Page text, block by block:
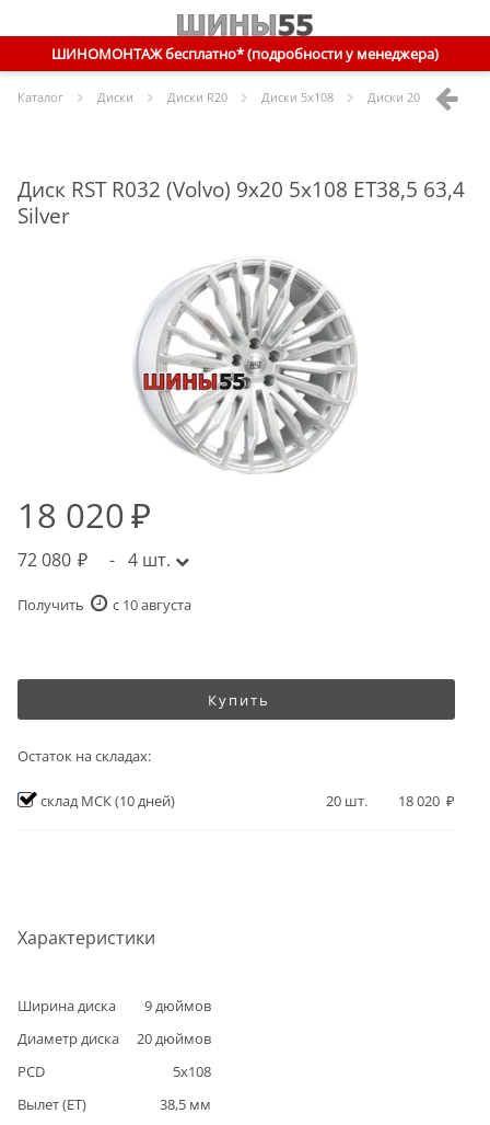
ШИНОМОНТАЖ бесплатно* (подробности у менеджера)
Каталог Диски Диски R20 Диски 5x108 Диски 20 5x108
Диск RST R032 (Volvo) 9x20 5x108 ET38,5 63,4
Silver
Характеристики
Ширина диска 9дюймов
Диаметр диска
20дюймов
PCD
5x108
Вылет (ET)
38,5 мм
18 020
72 080 - 4 шт.
Получить c 10 августа
Купить
Остаток на складах:
склад МСК(10 дней) 20 шт. 18 020